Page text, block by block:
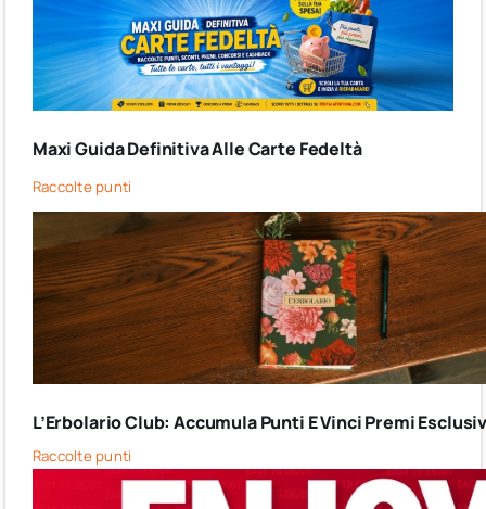
Maxi Guida Definitiva Alle Carte Fedeltà
Raccolte punti
L’Erbolario Club: Accumula Punti E Vinci Premi
Raccolte punti